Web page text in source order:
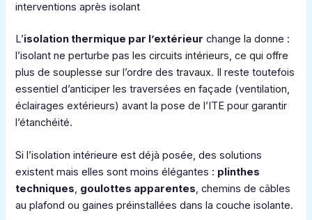
interventions après isolant
L’isolation thermique par l’extérieur change la donne :
l’isolant ne perturbe pas les circuits intérieurs, ce qui offre
plus de souplesse sur l’ordre des travaux. Il reste toutefois
essentiel d’anticiper les traversées en façade (ventilation,
éclairages extérieurs) avant la pose de l’ITE pour garantir
l’étanchéité.
Si l’isolation intérieure est déjà posée, des solutions
existent mais elles sont moins élégantes : plinthes
techniques, goulottes apparentes, chemins de câbles
au plafond ou gaines préinstallées dans la couche isolante.